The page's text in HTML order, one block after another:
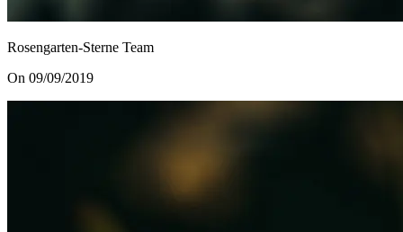
Rosengarten-Sterne Team
On 09/09/2019